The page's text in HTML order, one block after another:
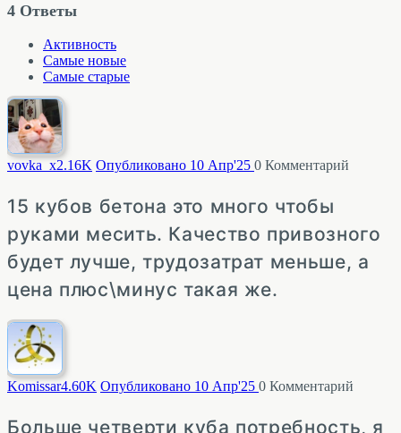
4 Ответы
Активность
Самые новые
Самые старые
vovka_x2.16K Опубликовано 10 Апр'25 0 Комментарий
15 кубов бетона это много чтобы
руками месить. Качество привозного
будет лучше, трудозатрат меньше, а
цена плюс\минус такая же.
Komissar4.60K Опубликовано 10 Апр'25 0 Комментарий
Больше четверти куба потребность, я